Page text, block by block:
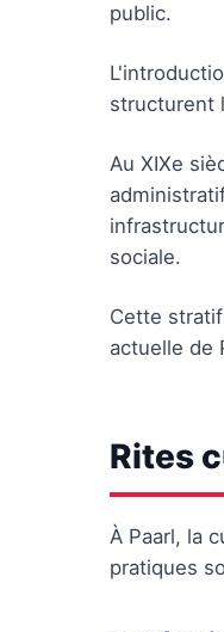
public.
structurent
Au XIXe
sociale.
Cette
actuelle de
Rites
À Paarl, la
pratiques